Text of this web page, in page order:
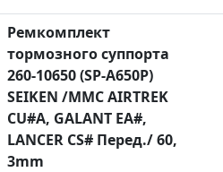
Ремкомплект
тормозного суппорта
260-10650 (SP-A650P)
SEIKEN /MMC AIRTREK
CU#A, GALANT EA#,
LANCER CS# Перед./ 60,
3mm